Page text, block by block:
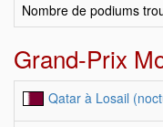
Nombre de podiums
Grand-Prix
Qatar à Losail